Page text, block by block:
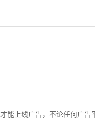
上线广告，不论任何广告